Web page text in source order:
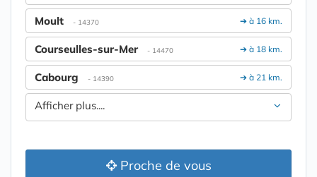
➔ à 16 km.
Moult - 14370
➔ à 18 km.
Courseulles-sur-Mer - 14470
➔ à 21 km.
Cabourg - 14390
Afficher plus....
Proche de vous